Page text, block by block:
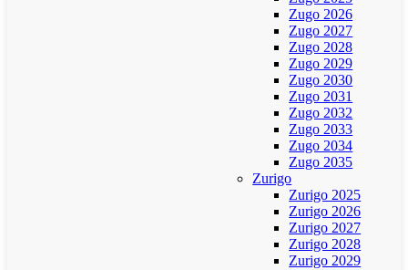
Zugo 2026
Zugo 2027
Zugo 2028
Zugo 2029
Zugo 2030
Zugo 2031
Zugo 2032
Zugo 2033
Zugo 2034
Zugo 2035
Zurigo
Zurigo 2025
Zurigo 2026
Zurigo 2027
Zurigo 2028
Zurigo 2029